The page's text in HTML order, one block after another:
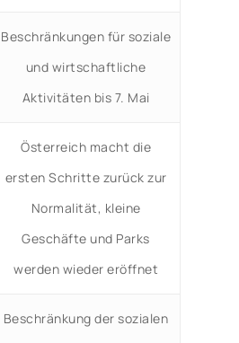
Beschränkungen für soziale
und wirtschaftliche
Aktivitäten bis 7. Mai
Österreich macht die
ersten Schritte zurück zur
Normalität, kleine
Geschäfte und Parks
werden wieder eröffnet
Beschränkung der sozialen